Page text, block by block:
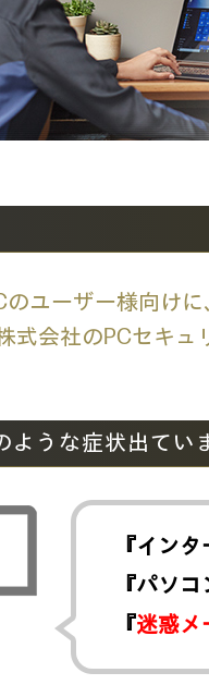
ユーザー様向けに
式会社のPCセキュ
ような症状出てい
『イン
『パソ
『迷惑メ